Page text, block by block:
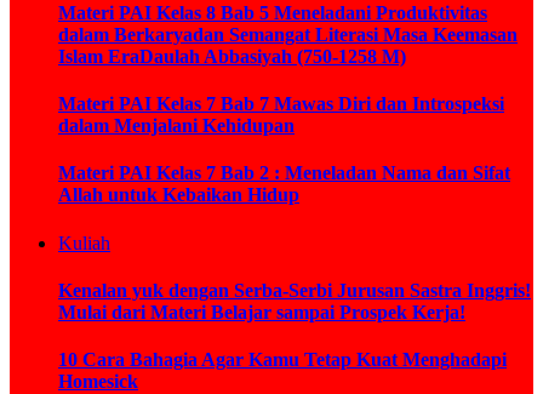
Materi PAI Kelas 8 Bab 5 Meneladani Produktivitas
dalam Berkaryadan Semangat Literasi Masa Keemasan
Islam EraDaulah Abbasiyah (750-1258 M)
Materi PAI Kelas 7 Bab 7 Mawas Diri dan Introspeksi
dalam Menjalani Kehidupan
Materi PAI Kelas 7 Bab 2 : Meneladan Nama dan Sifat
Allah untuk Kebaikan Hidup
Kuliah
Kenalan yuk dengan Serba-Serbi Jurusan Sastra Inggris!
Mulai dari Materi Belajar sampai Prospek Kerja!
10 Cara Bahagia Agar Kamu Tetap Kuat Menghadapi
Homesick